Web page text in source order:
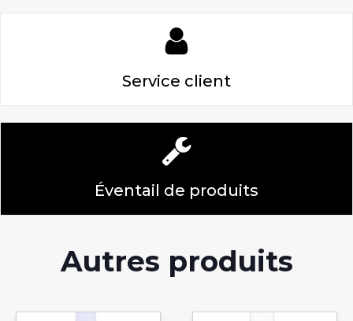
Service client
Éventail de produits
Autres produits